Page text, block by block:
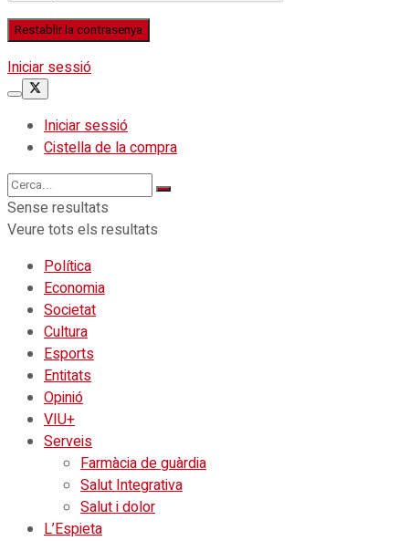
Iniciar sessió
Iniciar sessió
Cistella de la compra
Sense resultats
Veure tots els resultats
Política
Economia
Societat
Cultura
Esports
Entitats
Opinió
VIU+
Serveis
Farmàcia de guàrdia
Salut Integrativa
Salut i dolor
L’Espieta